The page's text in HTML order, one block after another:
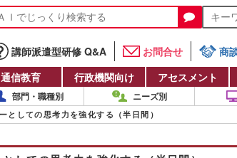
講師派遣型研修 Q&A お問合せ 商
通信教育 行政機関向け アセスメント
部門・職種別 ニーズ別
としての思考力を強化する（半日間）